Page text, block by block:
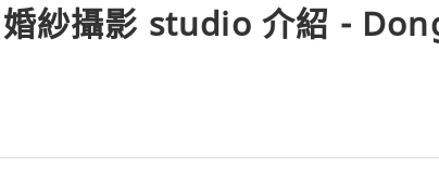
紗攝影 studio 介紹 -